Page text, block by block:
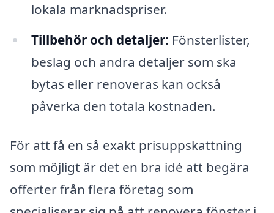
lokala marknadspriser.
Tillbehör och detaljer: Fönsterlister,
beslag och andra detaljer som ska
bytas eller renoveras kan också
påverka den totala kostnaden.
För att få en så exakt prisuppskattning
som möjligt är det en bra idé att begära
offerter från flera företag som